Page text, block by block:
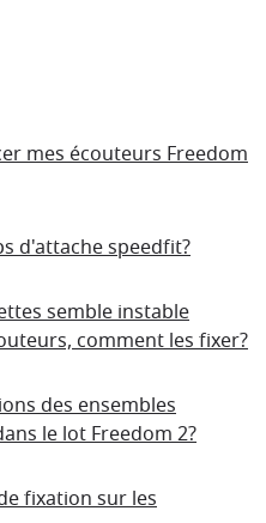
mes écouteurs Freedom
d'attache speedfit?
semble instable
comment les fixer?
des ensembles
le lot Freedom 2?
fixation sur les